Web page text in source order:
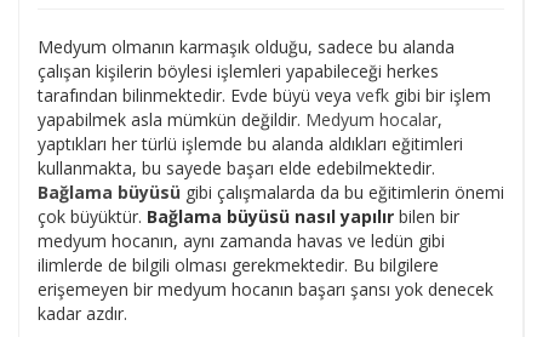
Medyum olmanın karmaşık olduğu, sadece bu alanda
çalışan kişilerin böylesi işlemleri yapabileceği herkes
tarafından bilinmektedir. Evde büyü veya vefk gibi bir işlem
yapabilmek asla mümkün değildir. Medyum hocalar,
yaptıkları her türlü işlemde bu alanda aldıkları eğitimleri
kullanmakta, bu sayede başarı elde edebilmektedir.
Bağlama büyüsü gibi çalışmalarda da bu eğitimlerin önemi
çok büyüktür. Bağlama büyüsü nasıl yapılır bilen bir
medyum hocanın, aynı zamanda havas ve ledün gibi
ilimlerde de bilgili olması gerekmektedir. Bu bilgilere
erişemeyen bir medyum hocanın başarı şansı yok denecek
kadar azdır.